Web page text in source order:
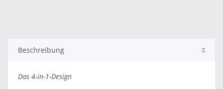
Beschreibung
Das 4-in-1-Design